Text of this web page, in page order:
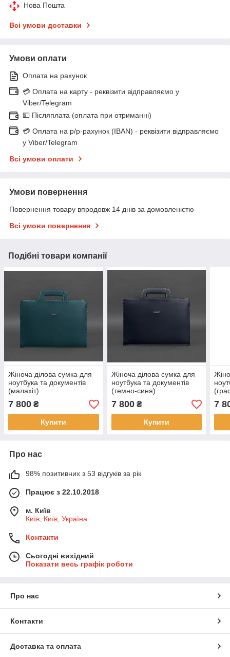
Нова Пошта
Всі умови доставки
Умови оплати
Оплата на рахунок
💳 Оплата на карту - реквізити відправляємо у
Viber/Telegram
💵 Післяплата (оплата при отриманні)
💳 Оплата на р/р-рахунок (IBAN) - реквізити відправляємо
у Viber/Telegram
Всі умови оплати
Умови повернення
Повернення товару впродовж 14 днів за домовленістю
Всі умови повернення
Подібні товари компанії
Жіноча ділова сумка для
ноутбука та документів
(малахіт)
7 800 ₴
Купити
Жіноча ділова сумка для
ноутбука та документів
(темно-синя)
7 800₴
Купити
7
Про нас
98% позитивних з 53 відгуків за рік
Працює з 22.10.2018
м. Київ
Київ, Київ, Україна
Контакти
Сьогодні вихідний
Показати весь графік роботи
Про нас
Контакти
Доставка та оплата